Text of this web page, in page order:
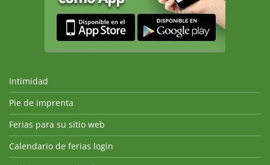
Intimidad
Pie de imprenta
Ferias para su sitio web
Calendario de ferias login